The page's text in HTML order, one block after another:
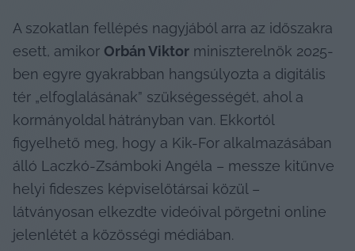
A szokatlan fellépés nagyjából arra az időszakra
esett, amikor Orbán Viktor miniszterelnök 2025-
ben egyre gyakrabban hangsúlyozta a digitális
tér „elfoglalásának” szükségességét, ahol a
kormányoldal hátrányban van. Ekkortól
figyelhető meg, hogy a Kik-For alkalmazásában
álló Laczkó-Zsámboki Angéla – messze kitűnve
helyi fideszes képviselőtársai közül –
látványosan elkezdte videóival pörgetni online
jelenlétét a közösségi médiában.